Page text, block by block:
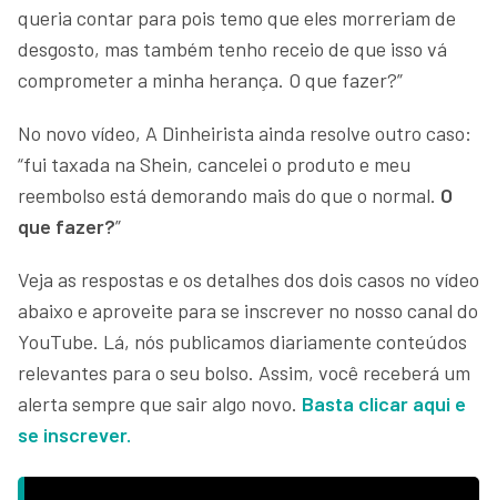
queria contar para pois temo que eles morreriam de
desgosto, mas também tenho receio de que isso vá
comprometer a minha herança. O que fazer?”
No novo vídeo, A Dinheirista ainda resolve outro caso:
“fui taxada na Shein, cancelei o produto e meu
reembolso está demorando mais do que o normal. O
que fazer?”
Veja as respostas e os detalhes dos dois casos no vídeo
abaixo e aproveite para se inscrever no nosso canal do
YouTube. Lá, nós publicamos diariamente conteúdos
relevantes para o seu bolso. Assim, você receberá um
alerta sempre que sair algo novo. Basta clicar aqui e
se inscrever.